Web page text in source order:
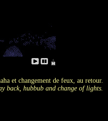
et changement de feux, au retour.
back, hubbub and change of lights.
/ + / + / + / + / + / + / + / + / + / +